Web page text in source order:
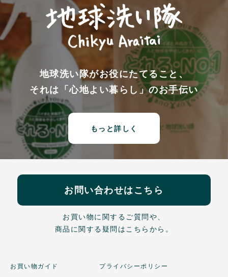
地球洗い隊がお役にたてること、
それは「心地よい暮らし」のお手伝い
もっと詳しく
お問い合わせはこちら
お買い物に関するご質問や、
商品に関する疑問はこちらから。
お買い物ガイド プライバシーポリシー